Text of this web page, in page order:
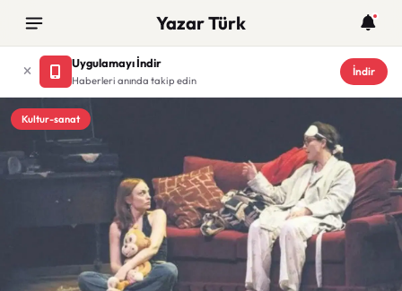
Yazar Türk
Uygulamayı İndir
Haberleri anında takip edin
İndir
Kultur-sanat